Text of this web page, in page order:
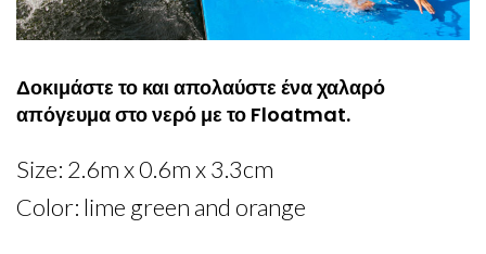
Δοκιμάστε το και απολαύστε ένα χαλαρό
απόγευμα στο νερό με το Floatmat.
Size: 2.6m x 0.6m x 3.3cm
Color: lime green and orange